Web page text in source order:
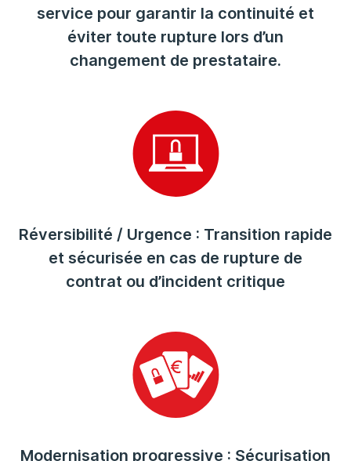
service pour garantir la continuité et
éviter toute rupture lors d’un
changement de prestataire.
Réversibilité / Urgence : Transition rapide
et sécurisée en cas de rupture de
contrat ou d’incident critique
Modernisation progressive : Sécurisation